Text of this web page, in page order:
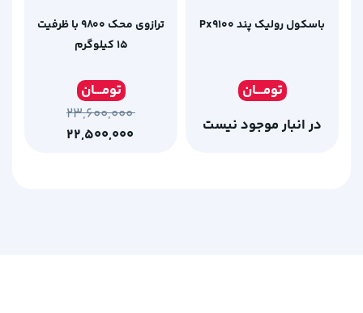
باسکول رولیک پند Px9100
تومـــان
در انبار موجود نیست
ترازوی محک 9800 با ظرفیت
15 کیلوگرم
تومـــان
۲۳,۶۰۰,۰۰۰